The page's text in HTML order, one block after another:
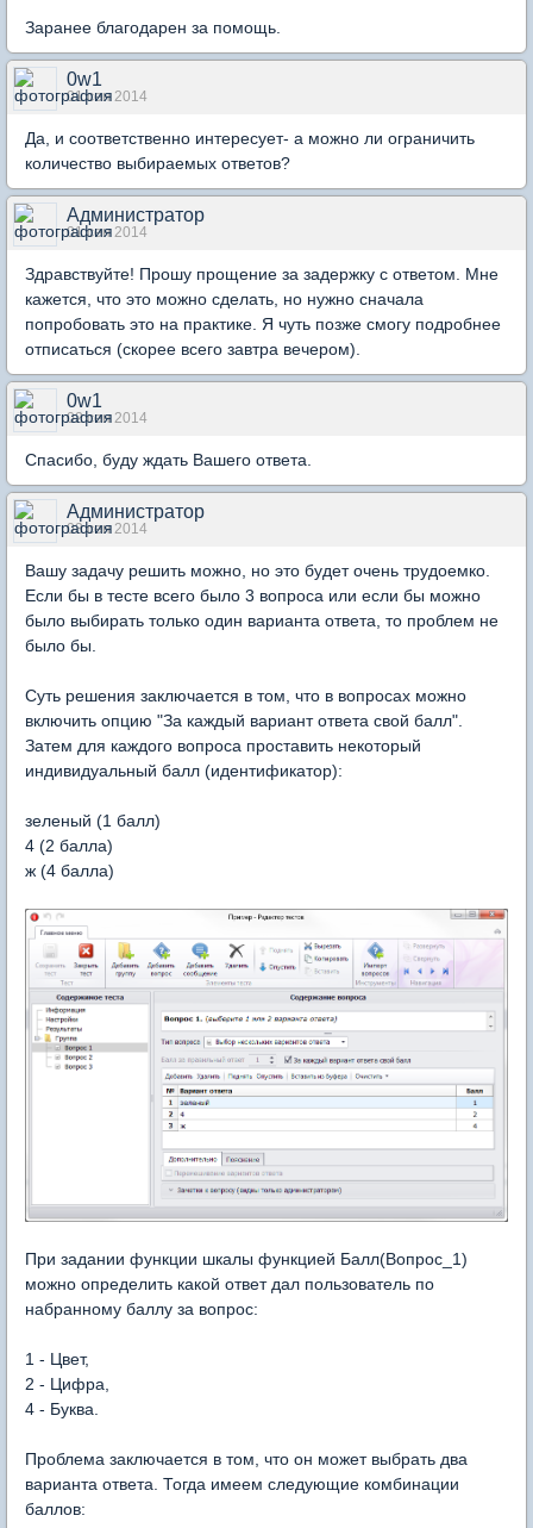
Заранее благодарен за помощь.
0w1
01 сен 2014
Да, и соответственно интересует- а можно ли ограничить
количество выбираемых ответов?
Администратор
01 сен 2014
Здравствуйте! Прошу прощение за задержку с ответом. Мне
кажется, что это можно сделать, но нужно сначала
попробовать это на практике. Я чуть позже смогу подробнее
отписаться (скорее всего завтра вечером).
0w1
02 сен 2014
Спасибо, буду ждать Вашего ответа.
Администратор
03 сен 2014
Вашу задачу решить можно, но это будет очень трудоемко.
Если бы в тесте всего было 3 вопроса или если бы можно
было выбирать только один варианта ответа, то проблем не
было бы.
Суть решения заключается в том, что в вопросах можно
включить опцию "За каждый вариант ответа свой балл".
Затем для каждого вопроса проставить некоторый
индивидуальный балл (идентификатор):
зеленый (1 балл)
4 (2 балла)
ж (4 балла)
При задании функции шкалы функцией Балл(Вопрос_1)
можно определить какой ответ дал пользователь по
набранному баллу за вопрос:
1 - Цвет,
2 - Цифра,
4 - Буква.
Проблема заключается в том, что он может выбрать два
варианта ответа. Тогда имеем следующие комбинации
баллов: